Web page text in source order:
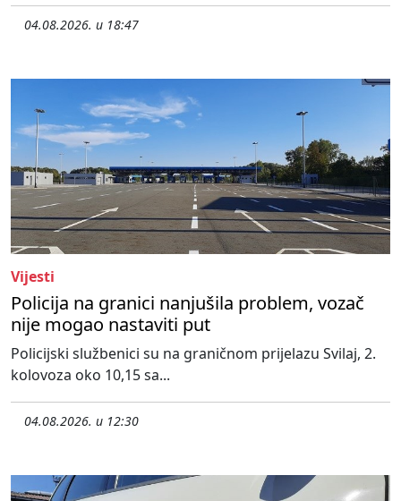
04.08.2026. u 18:47
Vijesti
Policija na granici nanjušila problem, vozač
nije mogao nastaviti put
Policijski službenici su na graničnom prijelazu Svilaj, 2.
kolovoza oko 10,15 sa...
04.08.2026. u 12:30